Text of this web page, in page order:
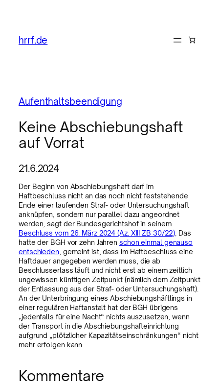
hrrf.de
Aufenthaltsbeendigung
Keine Abschiebungshaft
auf Vorrat
21.6.2024
Der Beginn von Abschiebungshaft darf im
Haftbeschluss nicht an das noch nicht feststehende
Ende einer laufenden Straf- oder Untersuchungshaft
anknüpfen, sondern nur parallel dazu angeordnet
werden, sagt der Bundesgerichtshof in seinem
Beschluss vom 26. März 2024 (Az. XIII ZB 30/22) . Das
hatte der BGH vor zehn Jahren schon einmal genauso
entschieden , gemeint ist, dass im Haftbeschluss eine
Haftdauer angegeben werden muss, die ab
Beschlusserlass läuft und nicht erst ab einem zeitlich
ungewissen künftigen Zeitpunkt (nämlich dem Zeitpunkt
der Entlassung aus der Straf- oder Untersuchungshaft).
An der Unterbringung eines Abschiebungshäftlings in
einer regulären Haftanstalt hat der BGH übrigens
„jedenfalls für eine Nacht“ nichts auszusetzen, wenn
der Transport in die Abschiebungshafteinrichtung
aufgrund „plötzlicher Kapazitätseinschränkungen“ nicht
mehr erfolgen kann.
Kommentare